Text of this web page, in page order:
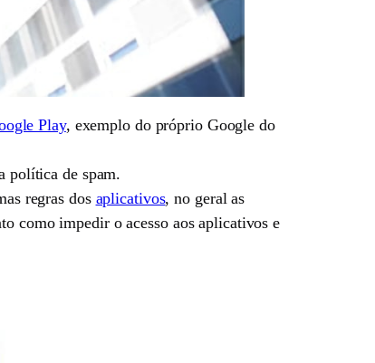
Play, exemplo do próprio Google do
política de spam.
regras dos aplicativos, no geral as
como impedir o acesso aos aplicativos e